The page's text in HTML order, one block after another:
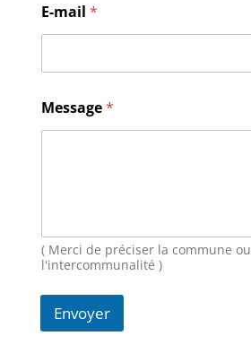
-
m
i
N
o
m
g
e
E-mail *
Message*
( Merci de préciser la commune ou
l'intercommunalité )
Envoyer